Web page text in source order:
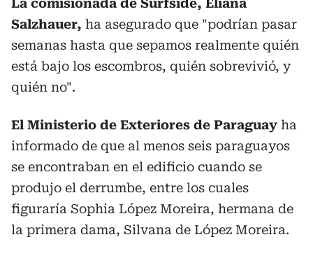
La comisionada de Surfside, Eliana
Salzhauer, ha asegurado que "podrían pasar
semanas hasta que sepamos realmente quién
está bajo los escombros, quién sobrevivió, y
quién no".
El Ministerio de Exteriores de Paraguay ha
informado de que al menos seis paraguayos
se encontraban en el edificio cuando se
produjo el derrumbe, entre los cuales
figuraría Sophia López Moreira, hermana de
la primera dama, Silvana de López Moreira.